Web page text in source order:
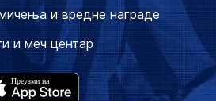
и вредне награде
и меч центар